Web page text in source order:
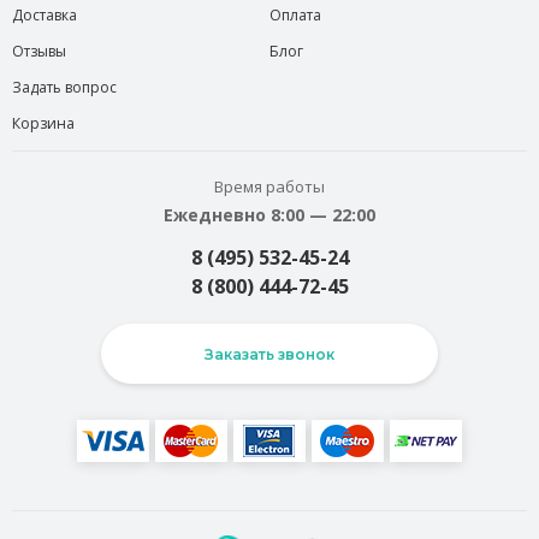
Доставка
Отзывы
Задать вопрос
Корзина
Оплата
Блог
Время работы
Ежедневно 8:00 — 22:00
8 (495) 532-45-24
8 (800) 444-72-45
Заказать звонок